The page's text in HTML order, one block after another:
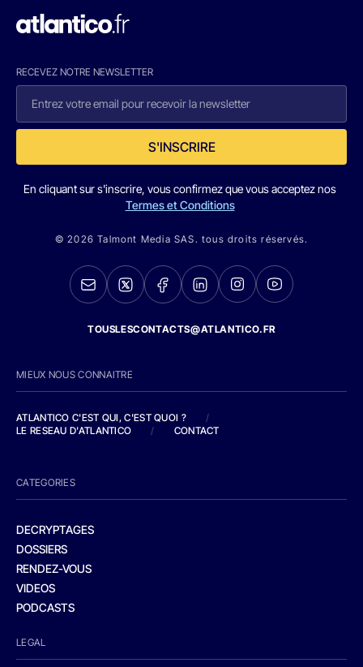
RECEVEZ NOTRE NEWSLETTER
S'INSCRIRE
En cliquant sur s'inscrire, vous confirmez que vous acceptez nos
Termes et Conditions
© 2026 Talmont Media SAS. tous droits réservés.
TOUSLESCONTACTS@ATLANTICO.FR
MIEUX NOUS CONNAITRE
ATLANTICO C'EST QUI, C'EST QUOI ?
/
LE RESEAU D'ATLANTICO
/ CONTACT
CATEGORIES
DECRYPTAGES
DOSSIERS
RENDEZ-VOUS
VIDEOS
PODCASTS
LEGAL